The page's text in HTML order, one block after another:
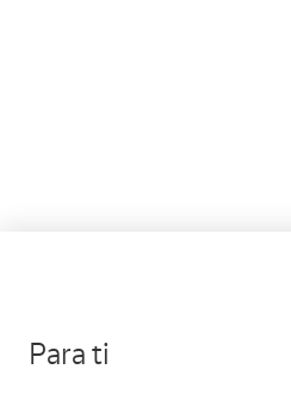
Para ti